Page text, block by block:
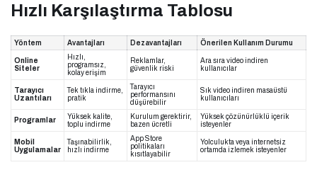
Hızlı Karşılaştırma Tablosu
Yöntem Avantajları Dezavantajları Önerilen Kullanım Durumu
Online
Siteler
Hızlı,
programsız,
kolay erişim
Reklamlar,
güvenlik riski
Ara sıra video indiren
kullanıcılar
Tarayıcı
Uzantıları
Tek tıkla indirme,
pratik
Tarayıcı
performansını
düşürebilir
Sık video indiren masaüstü
kullanıcıları
Programlar
Yüksek kalite,
toplu indirme
Kurulum gerektirir,
bazen ücretli
Yüksek çözünürlüklü içerik
isteyenler
Mobil
Uygulamalar
Taşınabilirlik,
hızlı indirme
App Store
politikaları
kısıtlayabilir
Yolculukta veya internetsiz
ortamda izlemek isteyenler